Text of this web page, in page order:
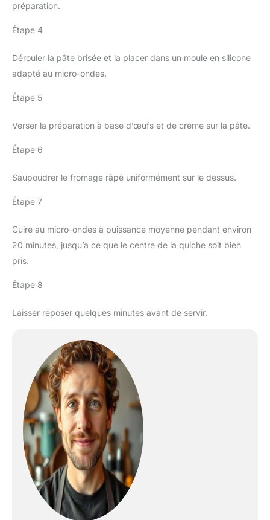
préparation.
Étape 4
Dérouler la pâte brisée et la placer dans un moule en silicone
adapté au micro-ondes.
Étape 5
Verser la préparation à base d’œufs et de crème sur la pâte.
Étape 6
Saupoudrer le fromage râpé uniformément sur le dessus.
Étape 7
Cuire au micro-ondes à puissance moyenne pendant environ
20 minutes, jusqu’à ce que le centre de la quiche soit bien
pris.
Étape 8
Laisser reposer quelques minutes avant de servir.